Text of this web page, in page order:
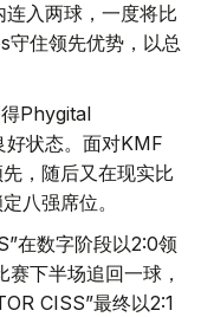
入两球，一度将比
住领先优势，以总
Phygital
状态。面对KMF
，随后又在现实比
八强席位。
在数字阶段以2:0领
下半场追回一球，
CISS”最终以2:1